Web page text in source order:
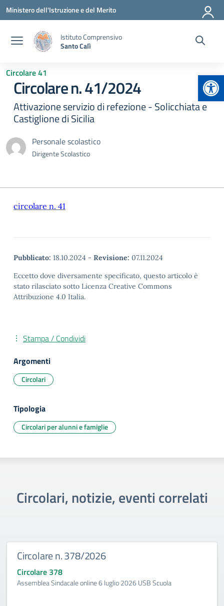
Vai ai contenuti
Vai al menu di navigazione
Vai al footer
Ministero dell'Istruzione e del Merito
Istituto Comprensivo
Santo Calì
Circolare 41
Circolare n. 41/2024
Attivazione servizio di refezione - Solicchiata e
Castiglione di Sicilia
Personale scolastico
Dirigente Scolastico
circolare n. 41
Pubblicato: 18.10.2024 - Revisione: 07.11.2024
Eccetto dove diversamente specificato, questo articolo è
stato rilasciato sotto Licenza Creative Commons
Attribuzione 4.0 Italia.
Stampa / Condividi
Argomenti
Circolari
Tipologia
Circolari per alunni e famiglie
Circolari, notizie, eventi correlati
Circolare n. 378/2026
Circolare 378
Assemblea Sindacale online 6 luglio 2026 USB Scuola